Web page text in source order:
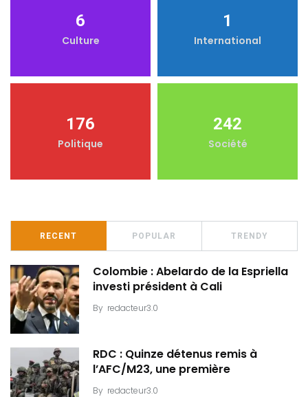
6
Culture
1
International
176
Politique
242
Société
RECENT POPULAR TRENDY
Colombie : Abelardo de la Espriella
investi président à Cali
By redacteur3.0
RDC : Quinze détenus remis à
l’AFC/M23, une première
By redacteur3.0